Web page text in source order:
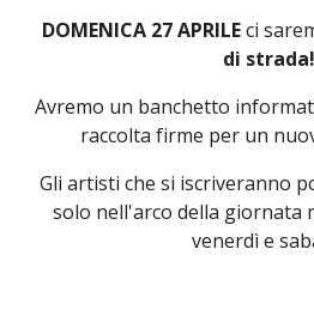
DOMENICA 27 APRILE ci
di strada!
Avremo un banchetto
raccolta firme per un
Gli artisti che si iscriveranno
solo nell'arco della giornata
venerdì e